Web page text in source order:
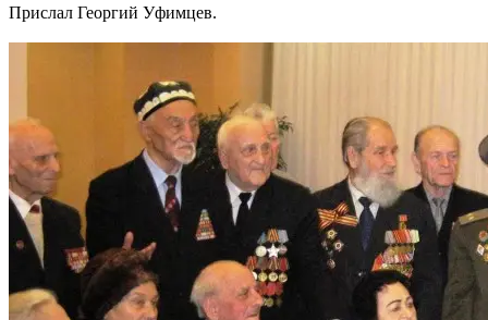
Прислал Георгий Уфимцев.